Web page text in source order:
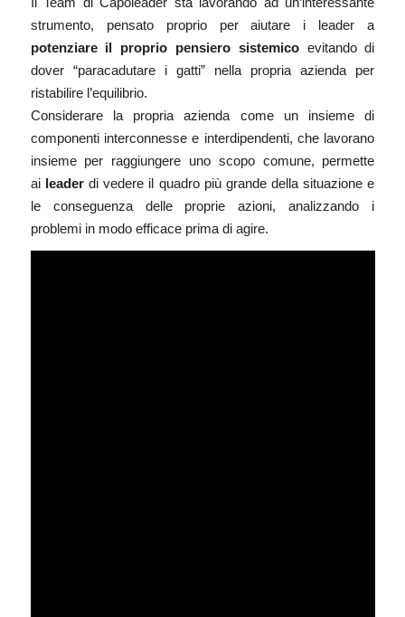
strumento, pensato proprio per aiutare i leader a
potenziare il proprio pensiero sistemicoevitando di
dover “paracadutare i gatti” nella propria azienda per
ristabilire l’equilibrio.
Considerare la propria azienda come un insieme di
componenti interconnesse e interdipendenti, che lavorano
insieme per raggiungere uno scopo comune, permette
aileaderdi vedere il quadro più grande della situazione e
le conseguenza delle proprie azioni, analizzando i
problemi in modo efficace prima di agire.